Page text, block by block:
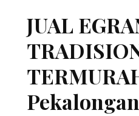
JUAL
Pekalongan